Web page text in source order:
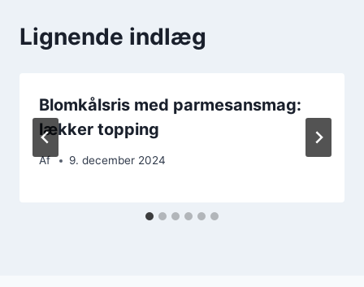
Lignende indlæg
Blomkålsris med parmesansmag:
lækker topping
Af 9. december 2024